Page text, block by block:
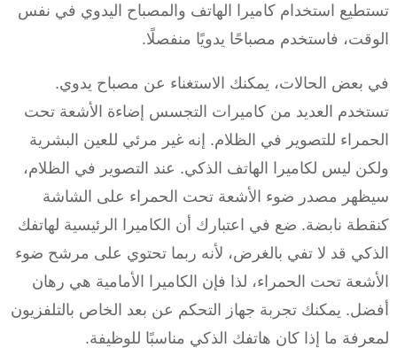
تستطيع استخدام كاميرا الهاتف والمصباح اليدوي في نفس
الوقت، فاستخدم مصباحًا يدويًا منفصلًا.
في بعض الحالات، يمكنك الاستغناء عن مصباح يدوي.
تستخدم العديد من كاميرات التجسس إضاءة الأشعة تحت
الحمراء للتصوير في الظلام. إنه غير مرئي للعين البشرية
ولكن ليس لكاميرا الهاتف الذكي. عند التصوير في الظلام،
سيظهر مصدر ضوء الأشعة تحت الحمراء على الشاشة
كنقطة نابضة. ضع في اعتبارك أن الكاميرا الرئيسية لهاتفك
الذكي قد لا تفي بالغرض، لأنه ربما تحتوي على مرشح ضوء
الأشعة تحت الحمراء، لذا فإن الكاميرا الأمامية هي رهان
أفضل. يمكنك تجربة جهاز التحكم عن بعد الخاص بالتلفزيون
لمعرفة ما إذا كان هاتفك الذكي مناسبًا للوظيفة.